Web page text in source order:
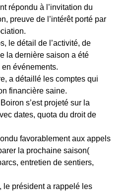
répondu à l’invitation du
preuve de l’intérêt porté par
le détail de l’activité, de
la dernière saison a été
événements.
a détaillé les comptes qui
financière saine.
s’est projeté sur la
dates, quota du droit de
favorablement aux appels
la prochaine saison(
entretien de sentiers,
le président a rappelé les